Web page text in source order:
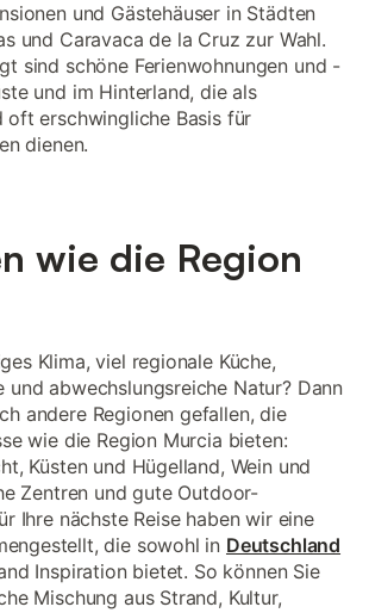
und Gästehäuser in Städten
und Caravaca de la Cruz zur Wahl.
sind schöne Ferienwohnungen und -
und im Hinterland, die als
erschwingliche Basis für
dienen.
wie die Region
Klima, viel regionale Küche,
und abwechslungsreiche Natur? Dann
andere Regionen gefallen, die
wie die Region Murcia bieten:
Küsten und Hügelland, Wein und
Zentren und gute Outdoor-
Ihre nächste Reise haben wir eine
die sowohl in Deutschland
Inspiration bietet. So können Sie
Mischung aus Strand, Kultur,